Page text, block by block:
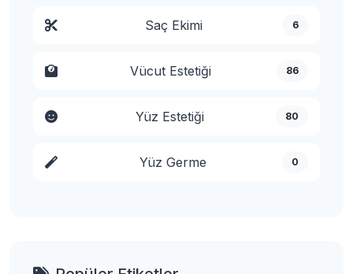
Saç Ekimi 6
Vücut Estetiği 86
Yüz Estetiği 80
Yüz Germe 0